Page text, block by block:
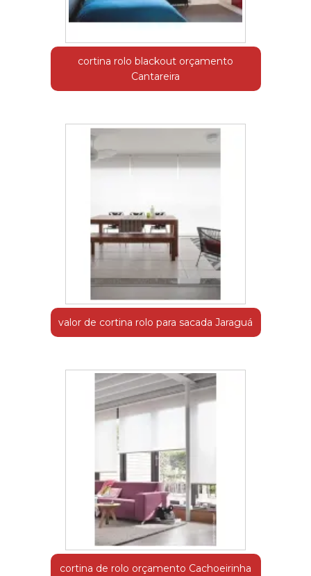
cortina rolo blackout orçamento
Cantareira
valor de cortina rolo para sacada Jaraguá
cortina de rolo orçamento Cachoeirinha